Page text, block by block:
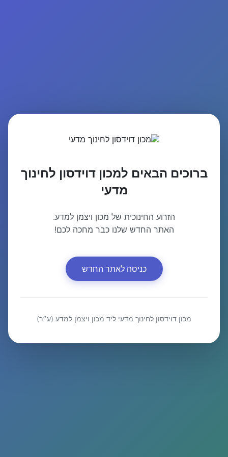
ברוכים הבאים למכון דוידסון לחינוך
מדעי
הזרוע החינוכית של מכון ויצמן למדע.
האתר החדש שלנו כבר מחכה לכם!
כניסה לאתר החדש
מכון דוידסון לחינוך מדעי ליד מכון ויצמן למדע (ע״ר)